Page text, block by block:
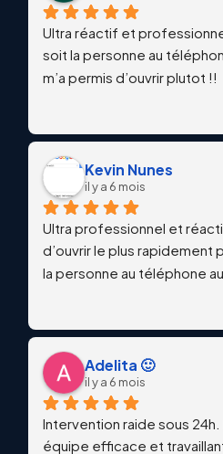
Ultra réactif et
soit la personne au
m’a permis d’ouvrir plutot !!
Kevin Nunes
il y a 6 mois
Ultra professionnel et
d’ouvrir le plus rapidement
la personne au téléphone
Adelita 🙂
il y a 6 mois
Intervention raide sous
équipe efficace et